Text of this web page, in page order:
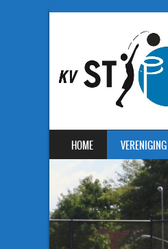
MENU
SKIP TO CONTENT
HOME VERENIGING